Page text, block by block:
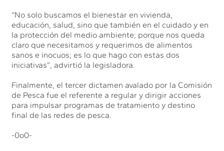
“No solo buscamos el bienestar en vivienda,
educación, salud, sino que también en el cuidado y en
la protección del medio ambiente; porque nos queda
claro que necesitamos y requerimos de alimentos
sanos e inocuos; es lo que hago con estas dos
iniciativas”, advirtió la legisladora.
Finalmente, el tercer dictamen avalado por la Comisión
de Pesca fue el referente a regular y dirigir acciones
para impulsar programas de tratamiento y destino
final de las redes de pesca.
-0o0-